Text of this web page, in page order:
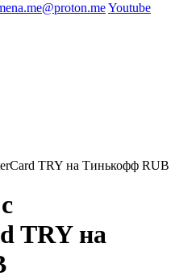
Youtube
TRY на Тинькофф RUB
TRY на